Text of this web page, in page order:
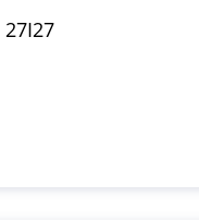
27I27